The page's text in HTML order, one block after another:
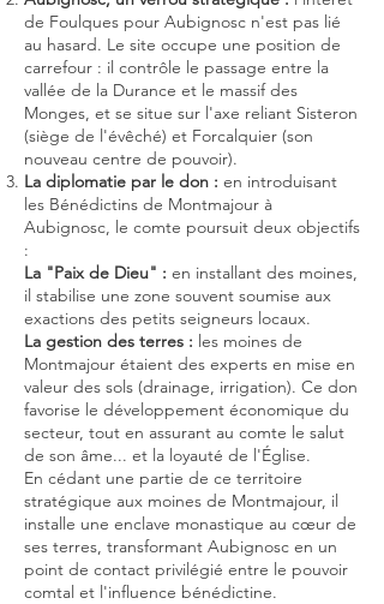
de Foulques pour Aubignosc n'est pas lié
au hasard. Le site occupe une position de
carrefour : il contrôle le passage entre la
vallée de la Durance et le massif des
Monges, et se situe sur l'axe reliant Sisteron
(siège de l'évêché) et Forcalquier (son
nouveau centre de pouvoir).
La diplomatie par le don : en introduisant
les Bénédictins de Montmajour à
Aubignosc, le comte poursuit deux objectifs
:
La "Paix de Dieu" : en installant des moines,
il stabilise une zone souvent soumise aux
exactions des petits seigneurs locaux.
La gestion des terres : les moines de
Montmajour étaient des experts en mise en
valeur des sols (drainage, irrigation). Ce don
favorise le développement économique du
secteur, tout en assurant au comte le salut
de son âme... et la loyauté de l'Église.
En cédant une partie de ce territoire
stratégique aux moines de Montmajour, il
installe une enclave monastique au cœur de
ses terres, transformant Aubignosc en un
point de contact privilégié entre le pouvoir
comtal et l'influence bénédictine.